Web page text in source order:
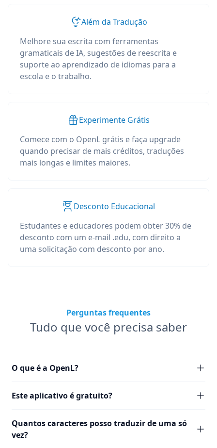
Além da Tradução
Melhore sua escrita com ferramentas
gramaticais de IA, sugestões de reescrita e
suporte ao aprendizado de idiomas para a
escola e o trabalho.
Experimente Grátis
Comece com o OpenL grátis e faça upgrade
quando precisar de mais créditos, traduções
mais longas e limites maiores.
Desconto Educacional
Estudantes e educadores podem obter 30% de
desconto com um e-mail .edu, com direito a
uma solicitação com desconto por ano.
Perguntas frequentes
Tudo que você precisa saber
O que é a OpenL?
Este aplicativo é gratuito?
Quantos caracteres posso traduzir de uma só
vez?